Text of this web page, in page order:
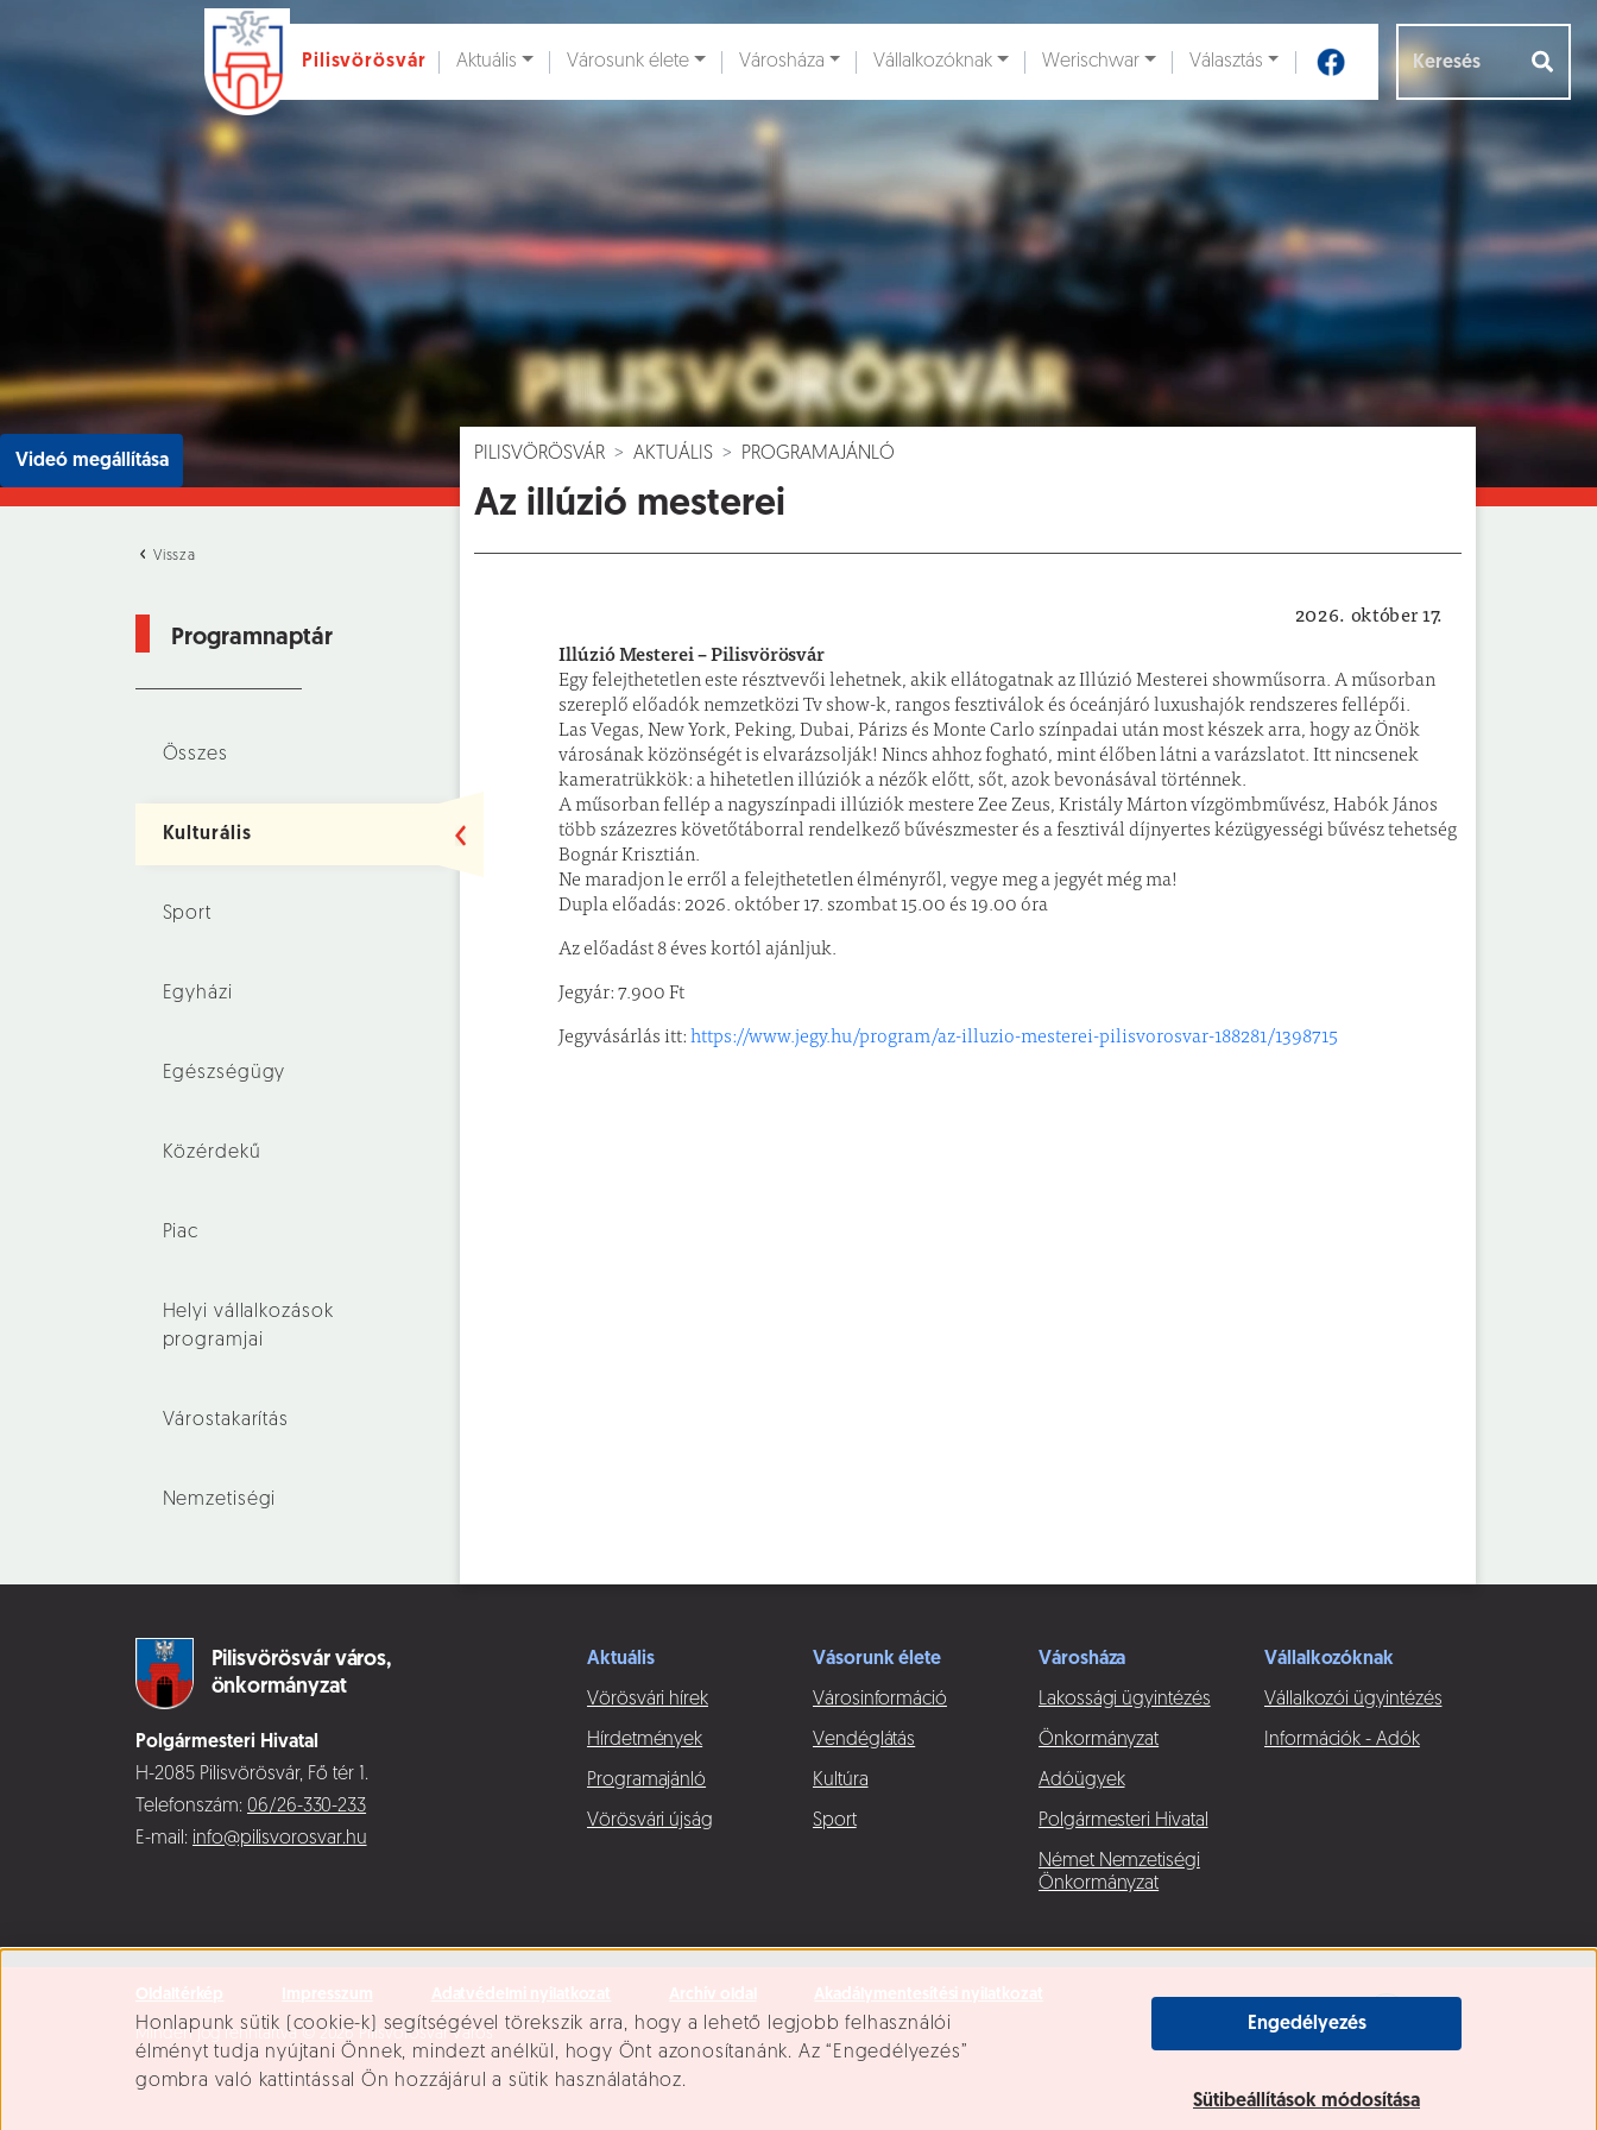
Süti beállítások
Honlapunk sütik (cookie-k) segítségével törekszik arra, hogy a lehető legjobb felhasználói
élményt tudja nyújtani Önnek, mindezt anélkül, hogy Önt azonosítanánk. Az “Engedélyezés”
gombra való kattintással Ön hozzájárul a sütik használatához.
Engedélyezés
Sütibeállítások módosítása
Ugrás a fő tartalomhoz
Pilisvörösvár Aktuális Városunk élete Városháza Vállalkozóknak Werischwar Választás
Videó megállítása
Vissza
Programnaptár
Összes
Kulturális
Sport
Egyházi
Egészségügy
Közérdekű
Piac
Helyi vállalkozások
programjai
Várostakarítás
Nemzetiségi
PILISVÖRÖSVÁR AKTUÁLIS PROGRAMAJÁNLÓ
Az illúzió mesterei
Kulturális
2026. október 17.
Illúzió Mesterei – Pilisvörösvár
Egy felejthetetlen este résztvevői lehetnek, akik ellátogatnak az Illúzió Mesterei showműsorra. A műsorban
szereplő előadók nemzetközi Tv show-k, rangos fesztiválok és óceánjáró luxushajók rendszeres fellépői.
Las Vegas, New York, Peking, Dubai, Párizs és Monte Carlo színpadai után most készek arra, hogy az Önök
városának közönségét is elvarázsolják! Nincs ahhoz fogható, mint élőben látni a varázslatot. Itt nincsenek
kameratrükkök: a hihetetlen illúziók a nézők előtt, sőt, azok bevonásával történnek.
A műsorban fellép a nagyszínpadi illúziók mestere Zee Zeus, Kristály Márton vízgömbművész, Habók János
több százezres követőtáborral rendelkező bűvészmester és a fesztivál díjnyertes kézügyességi bűvész tehetség
Bognár Krisztián.
Ne maradjon le erről a felejthetetlen élményről, vegye meg a jegyét még ma!
Dupla előadás: 2026. október 17. szombat 15.00 és 19.00 óra
Az előadást 8 éves kortól ajánljuk.
Jegyár: 7.900 Ft
Jegyvásárlás itt:https://www.jegy.hu/program/az-illuzio-mesterei-pilisvorosvar-188281/1398715
Pilisvörösvár város,
önkormányzat
Polgármesteri Hivatal
H-2085 Pilisvörösvár, Fő tér 1.
Telefonszám: 06/26-330-233
E-mail: info@pilisvorosvar.hu
Aktuális
Vörösvári hírek
Hírdetmények
Programajánló
Vörösvári újság
Vásorunk élete
Városinformáció
Vendéglátás
Kultúra
Sport
Városháza
Lakossági ügyintézés
Önkormányzat
Adóügyek
Polgármesteri Hivatal
Német Nemzetiségi
Önkormányzat
Vállalkozóknak
Vállalkozói ügyintézés
Információk - Adók
Minden jog fenntartva © 2026 Pilisvörösvár Város
Események [] Dokumentumok [